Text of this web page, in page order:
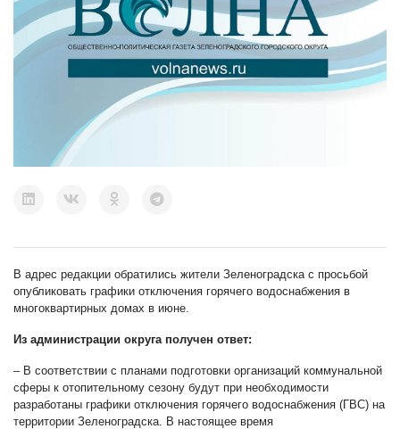
В адрес редакции обратились жители Зеленоградска с просьбой
опубликовать графики отключения горячего водоснабжения в
многоквартирных домах в июне.
Из администрации округа получен ответ:
– В соответствии с планами подготовки организаций коммунальной
сферы к отопительному сезону будут при необходимости
разработаны графики отключения горячего водоснабжения (ГВС) на
территории Зеленоградска. В настоящее время